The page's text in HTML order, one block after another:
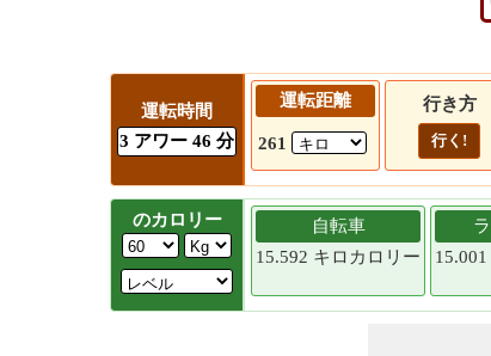
運転時間
3 アワー 46 分
運転距離
261
行き方
行く!
のカロリー
自転車
15.592 キロカロリー